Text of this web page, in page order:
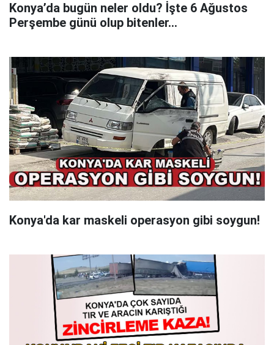
Konya’da bugün neler oldu? İşte 6 Ağustos
Perşembe günü olup bitenler…
Konya'da kar maskeli operasyon gibi soygun!